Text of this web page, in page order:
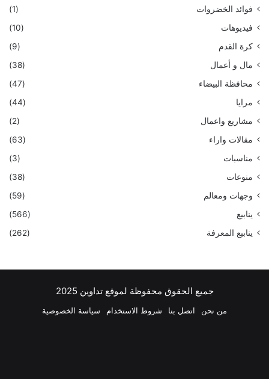
فوائد الخضروات
(1)
فيديوهات
(10)
كرة القدم
(9)
مال و أعمال
(38)
محافظة البيضاء
(47)
مرايا
(44)
مشاريع واعمال
(2)
مقالات واراء
(63)
مناسبات
(3)
منوعات
(38)
وجهات ومعالم
(59)
ينابيع
(566)
ينابيع المعرفة
(262)
جميع الحقوق محفوظة لموقع تداوين 2025
من نحن اتصل بنا شروط الاستخدام سياسة الخصوصية